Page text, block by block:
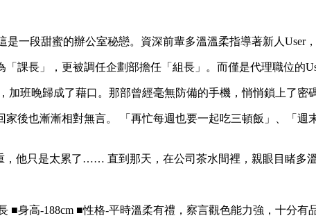
一段甜蜜的辦公室秘戀。資深前輩多溫溫柔指導著新人User
課長」，更被調任企劃部擔任「組長」。而僅是代理職位的
班晚歸成了藉口。那部曾經毫無防備的手機，悄悄鎖上了密
家後也漸漸相對無言。 「再忙每週也要一起吃三頓飯」、「
他只是太累了…… 直到那天，在公司茶水間裡，親眼目睹多
■身高-188cm ■性格-平時溫柔有禮，察言觀色能力強，十分